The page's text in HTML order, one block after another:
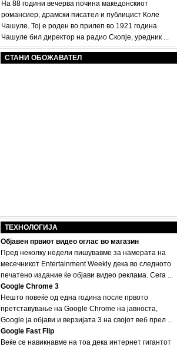
На 88 години вечерва почина македонскиот
романсиер, драмски писател и публицист Коле
Чашуле. Тој е роден во прилеп во 1921 година.
Чашуле бил директор на радио Скопје, уредник ...
СТАНИ ОБОЖАВАТЕЛ
ТЕХНОЛОГИЈА
Објавен првиот видео оглас во магазин
Пред неколку недели пишувавме за намерата на
месечникот Entertainment Weekly дека во следното
печатено издание ќе објави видео реклама. Сега ...
Google Chrome 3
Нешто повеќе од една година после првото
претставување на Google Chrome на јавноста,
Google ја објави и верзијата 3 на својот веб прел ...
Google Fast Flip
Веќе се навикнавме на тоа дека интернет гигантот